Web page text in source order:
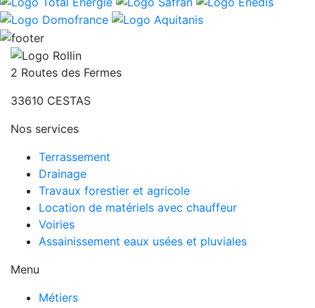
2 Routes des Fermes
33610 CESTAS
Nos services
Terrassement
Drainage
Travaux forestier et agricole
Location de matériels avec chauffeur
Voiries
Assainissement eaux usées et pluviales
Menu
Métiers